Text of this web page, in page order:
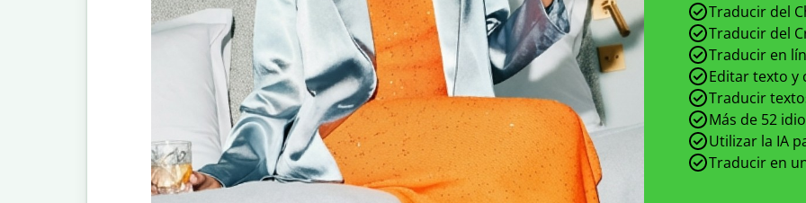
Traducir del
Traducir del
Traducir en
Editar texto y
Traducir
Más de 52
Utilizar la IA
Traducir en